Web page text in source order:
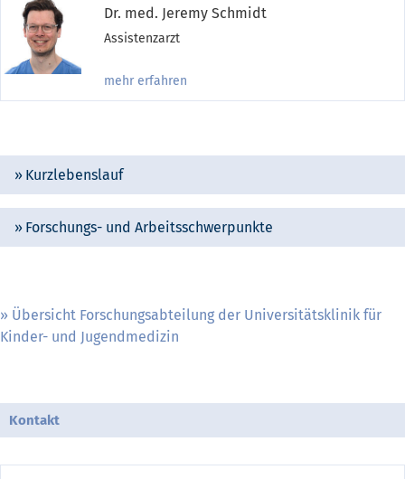
Dr. med. Jeremy Schmidt
Assistenzarzt
mehr erfahren
Kurzlebenslauf
Forschungs- und Arbeitsschwerpunkte
Übersicht Forschungsabteilung der Universitätsklinik für
Kinder- und Jugendmedizin
Kontakt